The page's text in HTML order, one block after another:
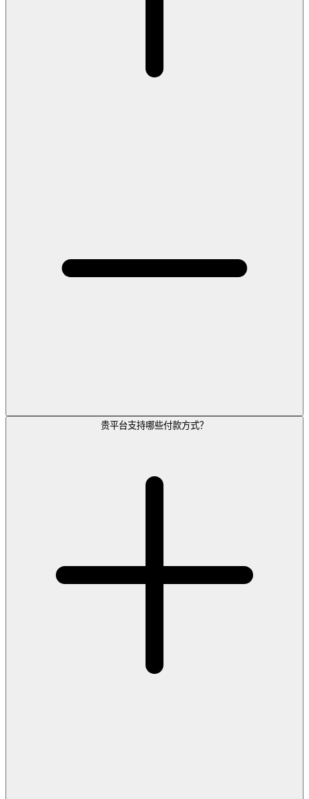
贵平台支持哪些付款方式？